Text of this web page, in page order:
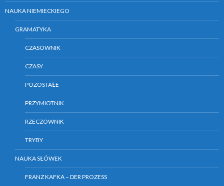
NAUKA NIEMIECKIEGO
GRAMATYKA
CZASOWNIK
CZASY
POZOSTAŁE
PRZYMIOTNIK
RZECZOWNIK
TRYBY
NAUKA SŁÓWEK
FRANZ KAFKA – DER PROZESS